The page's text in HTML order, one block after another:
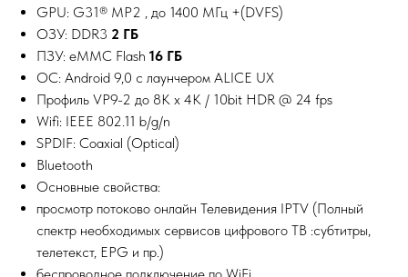
GPU: G31® MP2 , до 1400 МГц +(DVFS)
ОЗУ: DDR3 2 ГБ
ПЗУ: eMMC Flash 16 ГБ
ОС: Android 9,0 с лаунчером ALICE UX
Профиль VP9-2 до 8K x 4K / 10bit HDR @ 24 fps
Wifi: IEEE 802.11 b/g/n
SPDIF: Coaxial (Optical)
Bluetooth
Основные свойства:
просмотр потоково онлайн Телевидения IPTV (Полный
спектр необходимых сервисов цифрового ТВ :субтитры,
телетекст, EPG и пр.)
беспроводное подключение по WiFi